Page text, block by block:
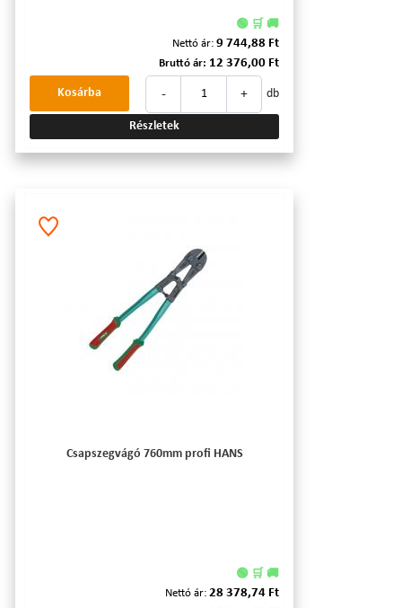
🟢 🛒 🚚
Nettó ár: 9 744,88 Ft
Bruttó ár: 12 376,00 Ft
- + db
Kosárba
Részletek
Csapszegvágó 760mm profi HANS
🟢 🛒 🚚
Nettó ár: 28 378,74 Ft